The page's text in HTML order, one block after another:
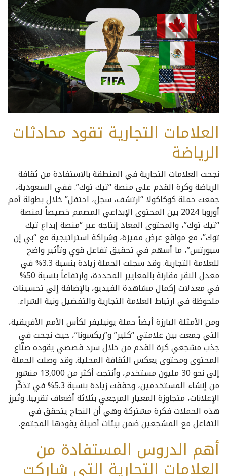
العلامات التجارية تقود محادثات
الرياضة
نجحت العلامات التجارية في المنطقة بالاستفادة من ثقافة
الرياضة وكرة القدم على منصة “تيك توك”. ففي السعودية،
جمعت حملة كوكاكولا “ارتشف، سجل، احتفل” خلال بطولة أمم
أوروبا 2024 بين المحتوى الإبداعي المصمم خصيصاً لمنصة
“تيك توك”، والمحتوى المعاد إنتاجه عبر “منصة إبداع تيك
توك”، مع مواقع عرض مميزة، وشراكة استراتيجية مع “بي إن
سبورتس”، ما أسهم في تحقيق تفاعل قوي وتأثير واضح
للعلامة التجارية. وقد سجلت الحملة زيادة بنسبة 3.3% في
معدل النقر مقارنة بالمعايير المحددة، وارتفاعاً بنسبة 50%
في معدلات إكمال مشاهدة الفيديو، بالإضافة إلى تحسينات
ملحوظة في ارتباط العلامة التجارية والتفضيل ونية الشراء.
ومن الأمثلة البارزة أيضاً حملة يونيليفر لكأس الأمم الأفريقية،
التي جمعت بين علامتي “كلير” و”ريكسونا”، حيث نجحت في
جذب مشجعي كرة القدم من خلال سرد قصصي يقوده صنّاع
المحتوى ومحتوى يعكس الثقافة المحلية. وقد وصلت الحملة
إلى نحو 30 مليون مستخدم، وأنتجت أكثر من 13,000 منشور
من إنشاء المستخدمين، وحققت زيادة بنسبة 5.3% في تذكّر
الإعلانات، متجاوزة المعيار المرجعي بثلاثة أضعاف تقريبا. وتُبرز
هذه الحملات فكرة مشتركة وهي أن النجاح يتحقق في
التفاعل مع المشجعين ضمن بيئات أصيلة يقودها المجتمع.
أهم الدروس المستفادة من
العلامات التجارية التي شاركت